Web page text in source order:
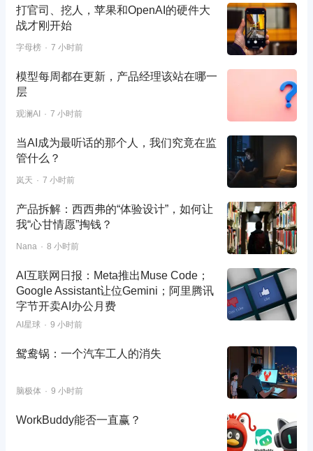
打官司、挖人，苹果和OpenAI的硬件大
战才刚开始
字母榜 7 小时前
模型每周都在更新，产品经理该站在哪一
层
观澜AI 7 小时前
当AI成为最听话的那个人，我们究竟在监
管什么？
岚天 7 小时前
产品拆解：西西弗的“体验设计”，如何让
我“心甘情愿”掏钱？
Nana 8 小时前
AI互联网日报：Meta推出Muse Code；
Google Assistant让位Gemini；阿里腾讯
字节开卖AI办公月费
AI星球 9 小时前
鸳鸯锅：一个汽车工人的消失
脑极体 9 小时前
WorkBuddy能否一直赢？